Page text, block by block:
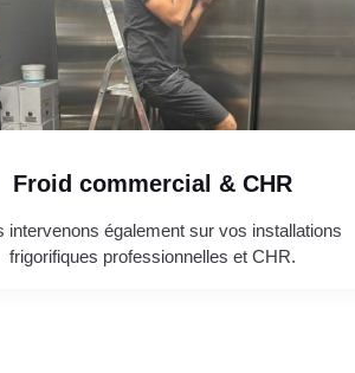
Froid commercial & CHR
intervenons également sur vos installations
frigorifiques professionnelles et CHR.